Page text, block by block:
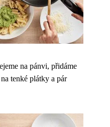
na pánvi, přidáme
tenké plátky a pár